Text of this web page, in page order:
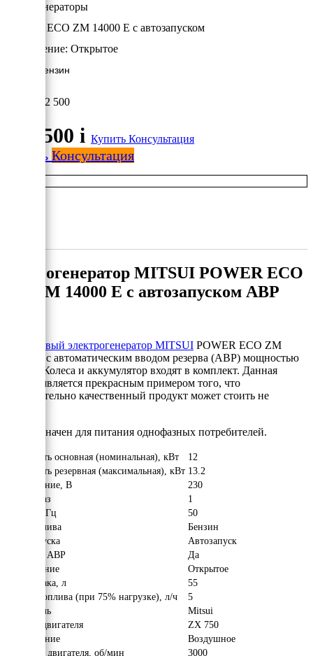
Бензогенераторы
MITSUI ECO ZM 14000 E с автозапуском
Исполнение: Открытое
12 кВт/Бензин
382 500
382 500 i Купить Консультация
Купить Консультация
Бензогенератор MITSUI POWER ECO
ZM 14000 E с автозапуском АВР
Бензиновый электрогенератор MITSUI POWER ECO ZM
14000 E с автоматическим вводом резерва (АВР) мощностью
12 кВт. Колеса и аккумулятор входят в комплект. Данная
модель является прекрасным примером того, что
действительно качественный продукт может стоить не
Предназначен для питания однофазных потребителей.
Мощность основная (номинальная), кВт
12
Мощность резервная (максимальная), кВт 13.2
Напряжение, В
230
Число фаз
1
Частота, Гц
50
Вид топлива
Бензин
Тип запуска
Автозапуск
Наличие АВР
Да
Исполнение
Открытое
Объём бака, л
55
Расход топлива (при 75% нагрузке), л/ч
5
Двигатель
Mitsui
Модель двигателя
ZX 750
Охлаждение
Воздушное
Обороты двигателя, об/мин
3000